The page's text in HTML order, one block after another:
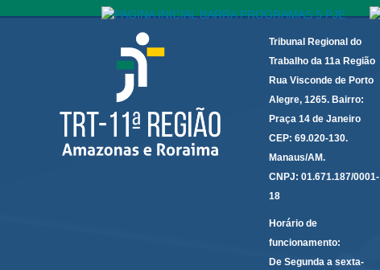
Tribunal Regional do
Trabalho da 11a Região
Rua Visconde de Porto
Alegre, 1265. Bairro:
Praça 14 de Janeiro
CEP: 69.020-130.
Manaus/AM.
CNPJ: 01.671.187/0001-
18
Horário de
funcionamento:
De Segunda a sexta-